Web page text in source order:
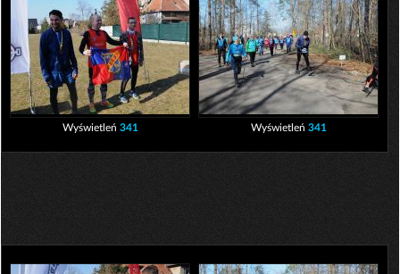
Wyświetleń 341 Wyświetleń 341